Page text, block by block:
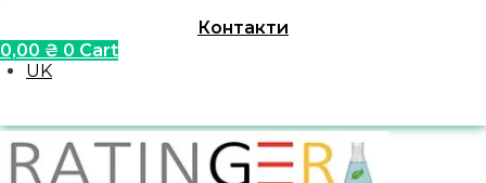
Контакти
0,00 ₴ 0 Cart
UK